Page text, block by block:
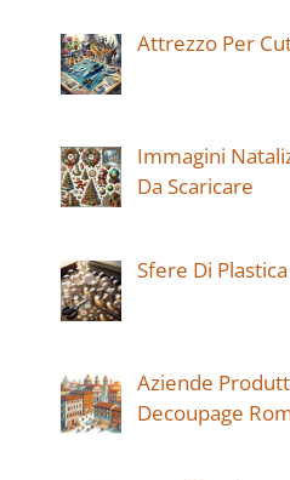
Attrezzo Per
Immagini
Da Scaricare
Sfere Di
Aziende
Decoupage